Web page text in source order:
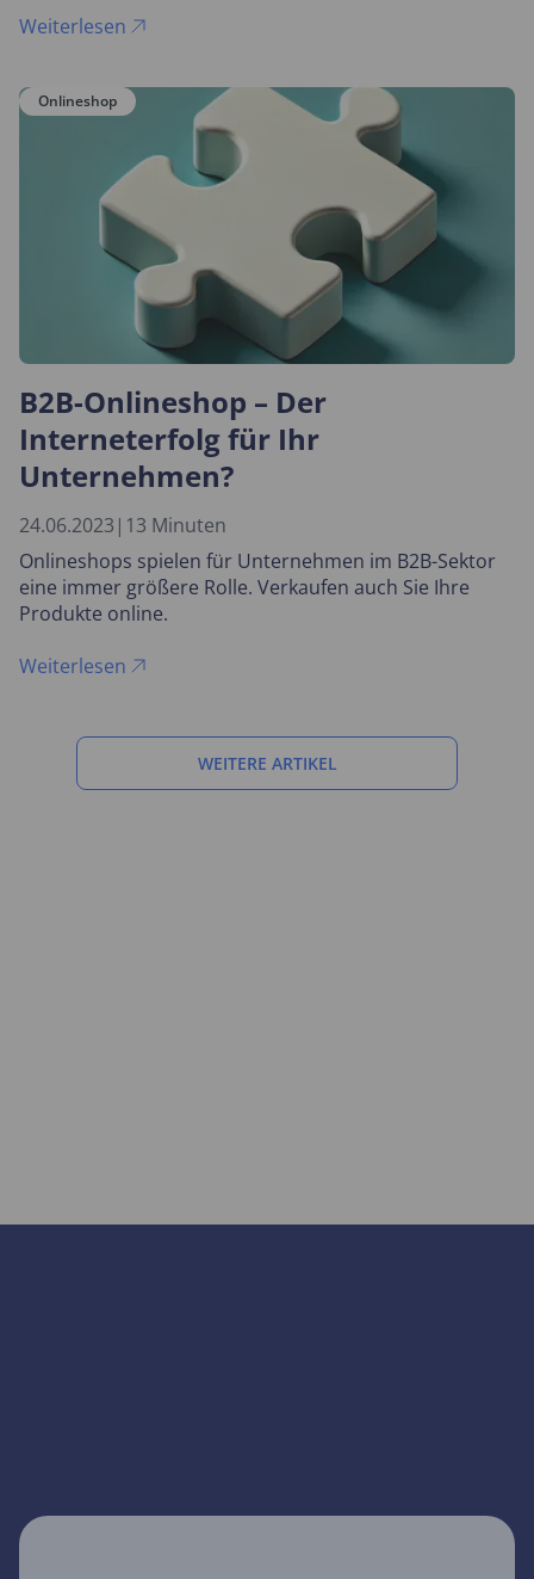
wählen.
Weiterlesen
Onlineshop
B2B-Onlineshop – Der
Interneterfolg für Ihr
Unternehmen?
24.06.2023 | 13 Minuten
Onlineshops spielen für Unternehmen im B2B-Sektor
eine immer größere Rolle. Verkaufen auch Sie Ihre
Produkte online.
Weiterlesen
WEITERE ARTIKEL